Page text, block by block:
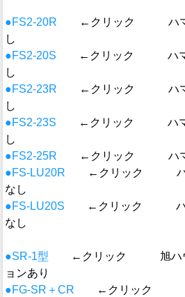
●FS2-20R
←クリック ハマ
し
●FS2-20S
←クリック ハマ
し
●FS2-23R
←クリック ハマ
し
●FS2-23S
←クリック ハマ
し
●FS2-25R
←クリック ハマ
●FS-LU20R
←クリック ハ
なし
●FS-LU20S
←クリック ハ
なし
●SR-1型
←クリック 旭ハウ
ョンあり
●FG-SR＋CR
←クリック 旭